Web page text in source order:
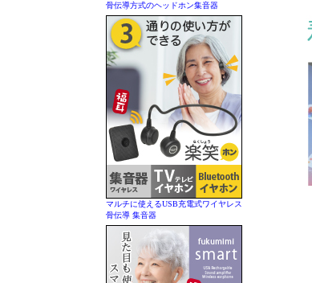
骨伝導方式のヘッドホン集音器
マルチに使えるUSB充電式ワイヤレス
骨伝導 集音器